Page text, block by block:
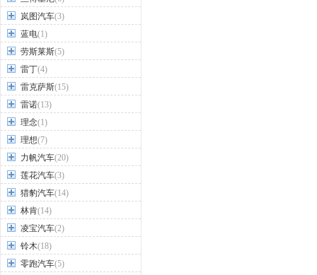
岚图汽车(3)
蓝电(1)
劳斯莱斯(5)
雷丁(4)
雷克萨斯(15)
雷诺(13)
理念(1)
理想(7)
力帆汽车(20)
莲花汽车(3)
猎豹汽车(14)
林肯(14)
凌宝汽车(2)
铃木(18)
零跑汽车(5)